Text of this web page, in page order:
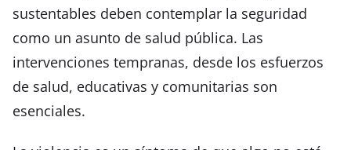
sustentables deben contemplar la seguridad
como un asunto de salud pública. Las
intervenciones tempranas, desde los esfuerzos
de salud, educativas y comunitarias son
esenciales.